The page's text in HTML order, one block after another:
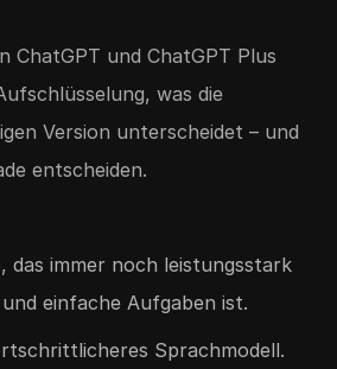
ChatGPT und ChatGPT Plus
was die
Version unterscheidet – und
entscheiden.
das immer noch leistungsstark
einfache Aufgaben ist.
Sprachmodell.